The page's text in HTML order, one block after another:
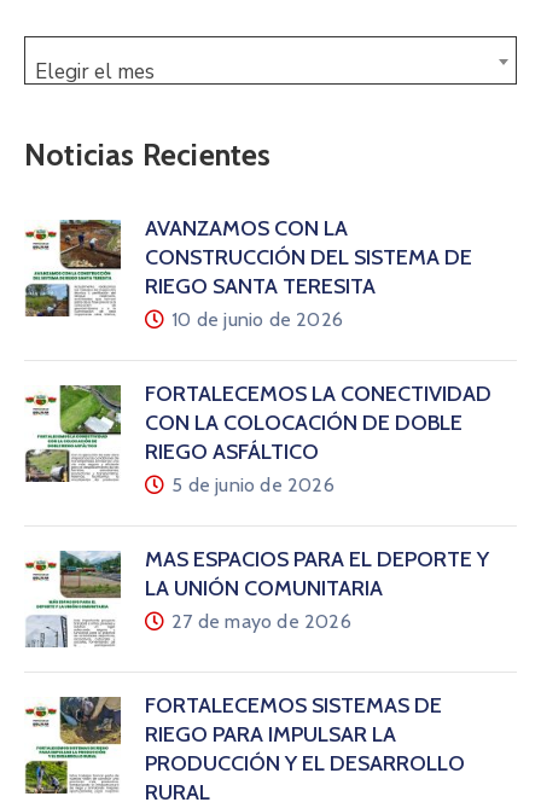
Elegir el mes
Noticias Recientes
AVANZAMOS CON LA
CONSTRUCCIÓN DEL SISTEMA DE
RIEGO SANTA TERESITA
10 de junio de 2026
FORTALECEMOS LA CONECTIVIDAD
CON LA COLOCACIÓN DE DOBLE
RIEGO ASFÁLTICO
5 de junio de 2026
MÁS ESPACIOS PARA EL DEPORTE Y
LA UNIÓN COMUNITARIA
27 de mayo de 2026
FORTALECEMOS SISTEMAS DE
RIEGO PARA IMPULSAR LA
PRODUCCIÓN Y EL DESARROLLO
RURAL